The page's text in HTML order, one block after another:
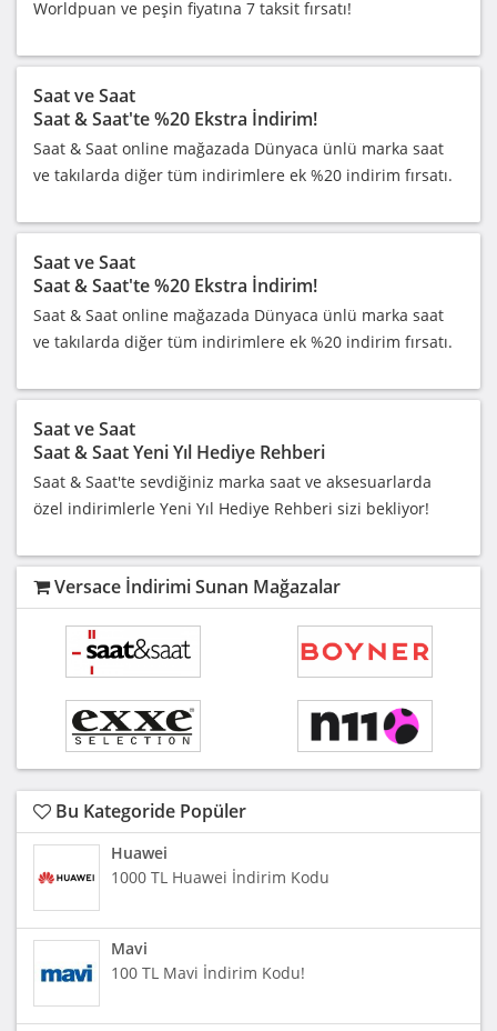
Worldpuan ve peşin fiyatına 7 taksit fırsatı!
Saat ve Saat
Saat & Saat'te %20 Ekstra İndirim!
Saat & Saat online mağazada Dünyaca ünlü marka saat
ve takılarda diğer tüm indirimlere ek %20 indirim fırsatı.
Saat ve Saat
Saat & Saat'te %20 Ekstra İndirim!
Saat & Saat online mağazada Dünyaca ünlü marka saat
ve takılarda diğer tüm indirimlere ek %20 indirim fırsatı.
Saat ve Saat
Saat & Saat Yeni Yıl Hediye Rehberi
Saat & Saat'te sevdiğiniz marka saat ve aksesuarlarda
özel indirimlerle Yeni Yıl Hediye Rehberi sizi bekliyor!
Versace İndirimi Sunan Mağazalar
Bu Kategoride Popüler
Huawei
1000 TL Huawei İndirim Kodu
Mavi
100 TL Mavi İndirim Kodu!